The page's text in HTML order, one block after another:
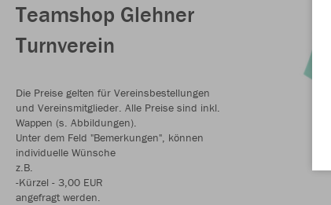
Teamshop Glehner
Turnverein
Die Preise gelten für Vereinsbestellungen
und Vereinsmitglieder. Alle Preise sind inkl.
Wappen (s. Abbildungen).
Unter dem Feld "Bemerkungen", können
individuelle Wünsche
z.B.
-Kürzel - 3,00 EUR
angefragt werden.